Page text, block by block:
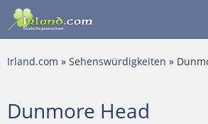
Irland.com » Sehenswürdigkeiten »
Dunmore Head